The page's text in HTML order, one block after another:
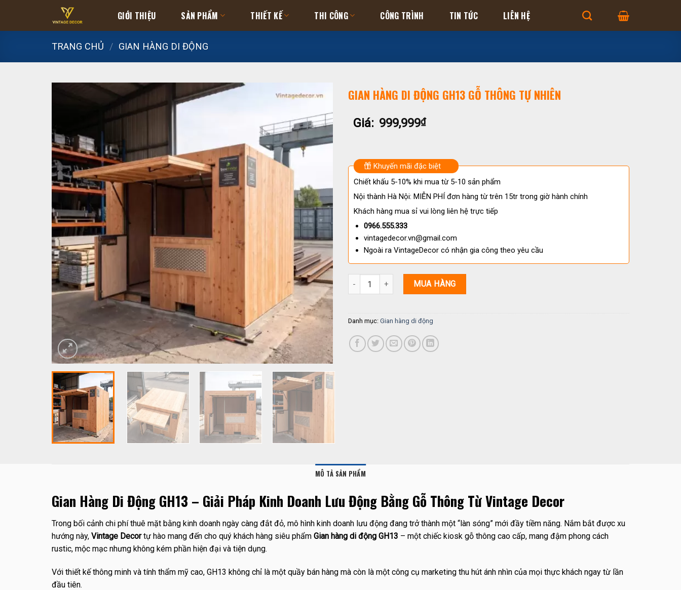
content
GIỚI THIỆU SẢN PHẨM THIẾT KẾ THI CÔNG CÔNG TRÌNH TIN TỨC LIÊN HỆ
TRANG CHỦ / GIAN HÀNG DI ĐỘNG
GIAN HÀNG DI ĐỘNG GH13 GỖ THÔNG TỰ NHIÊN
Giá: 999,999₫
Khuyến mãi đặc biệt
Chiết khấu 5-10% khi mua từ 5-10 sản phẩm
Nội thành Hà Nội: MIỄN PHÍ đơn hàng từ trên 15tr trong giờ hành chính
Khách hàng mua sỉ vui lòng liên hệ trực tiếp
0966.555.333
vintagedecor.vn@gmail.com
Ngoài ra VintageDecor có nhận gia công theo yêu cầu
Gian Hàng Di Động GH13 Gỗ Thông Tự Nhiên số lượng
MUA HÀNG
Danh mục: Gian hàng di động
MÔ TẢ SẢN PHẨM
Gian Hàng Di Động GH13 – Giải Pháp Kinh Doanh Lưu Động Bằng Gỗ Thông Từ Vintage Decor
Trong bối cảnh chi phí thuê mặt bằng kinh doanh ngày càng đắt đỏ, mô hình kinh doanh lưu động đang trở thành một “làn sóng” mới đầy tiềm năng. Nắm bắt được xu
hướng này, Vintage Decortự hào mang đến cho quý khách hàng siêu phẩm Gian hàng di động GH13 – một chiếc kiosk gỗ thông cao cấp, mang đậm phong cách
rustic, mộc mạc nhưng không kém phần hiện đại và tiện dụng.
Với thiết kế thông minh và tính thẩm mỹ cao, GH13 không chỉ là một quầy bán hàng mà còn là một công cụ marketing thu hút ánh nhìn của mọi thực khách ngay từ lần
đầu tiên.